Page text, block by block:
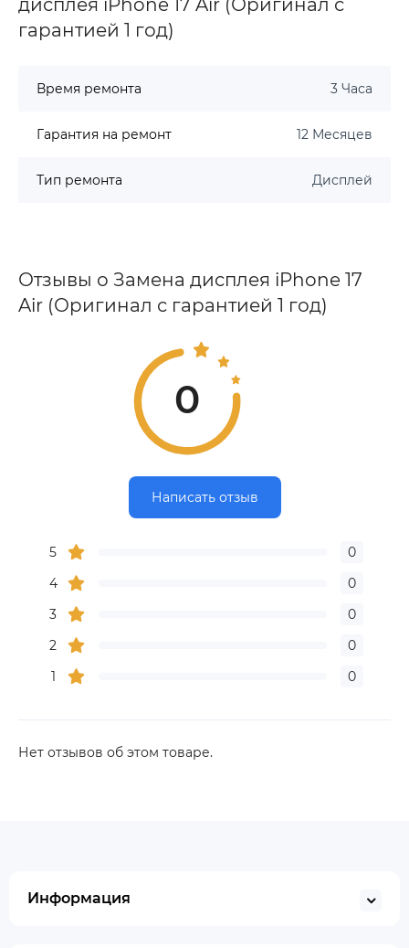
дисплея iPhone 17 Air (Оригинал с
гарантией 1 год)
Время ремонта 3 Часа
Гарантия на ремонт 12 Месяцев
Тип ремонта Дисплей
Отзывы о Замена дисплея iPhone 17
Air (Оригинал с гарантией 1 год)
0
Написать отзыв
5
0
4
0
3
0
2
0
1
0
Нет отзывов об этом товаре.
Информация